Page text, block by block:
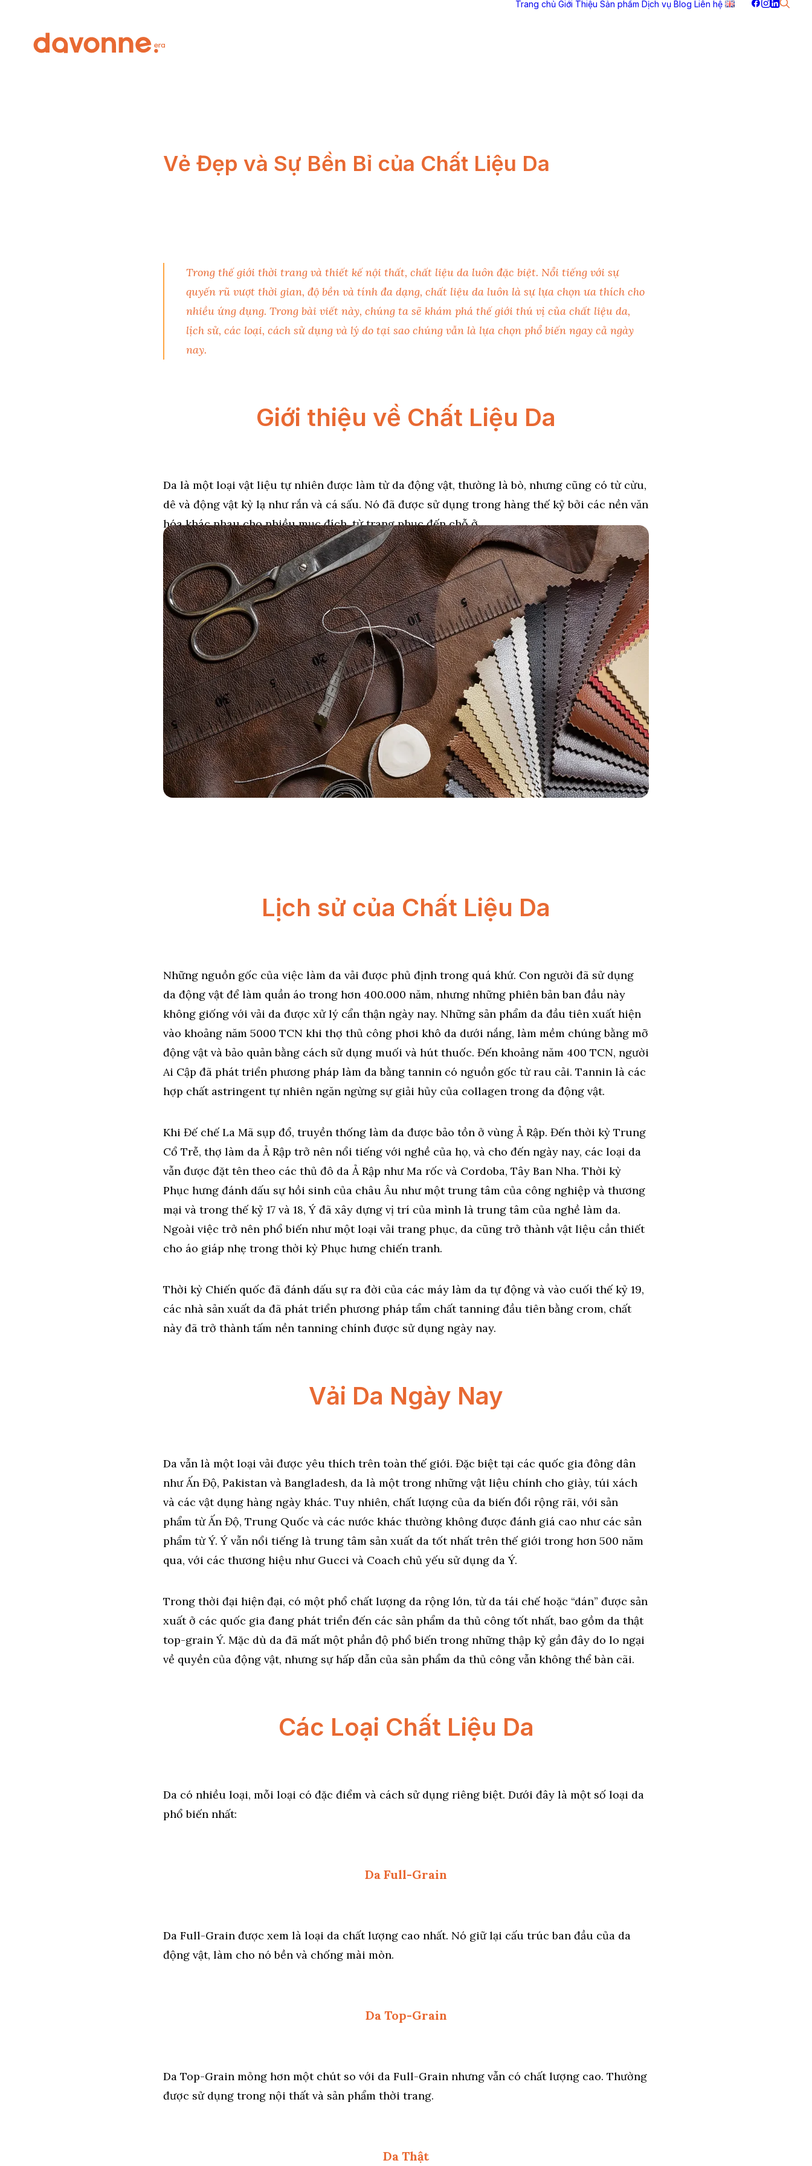
Trang chủ Giới Thiệu Sản phẩm Dịch vụ Blog Liên hệ
Vẻ Đẹp và Sự Bền Bỉ của Chất Liệu Da
Trong thế giới thời trang và thiết kế nội thất, chất liệu da luôn đặc biệt. Nổi tiếng với sự
quyến rũ vượt thời gian, độ bền và tính đa dạng, chất liệu da luôn là sự lựa chọn ưa thích cho
nhiều ứng dụng. Trong bài viết này, chúng ta sẽ khám phá thế giới thú vị của chất liệu da,
lịch sử, các loại, cách sử dụng và lý do tại sao chúng vẫn là lựa chọn phổ biến ngay cả ngày
nay.
Giới thiệu về Chất Liệu Da
Da là một loại vật liệu tự nhiên được làm từ da động vật, thường là bò, nhưng cũng có từ cừu,
dê và động vật kỳ lạ như rắn và cá sấu. Nó đã được sử dụng trong hàng thế kỷ bởi các nền văn
hóa khác nhau cho nhiều mục đích, từ trang phục đến chỗ ở.
Lịch sử của Chất Liệu Da
Những nguồn gốc của việc làm da vải được phủ định trong quá khứ. Con người đã sử dụng
da động vật để làm quần áo trong hơn 400.000 năm, nhưng những phiên bản ban đầu này
không giống với vải da được xử lý cẩn thận ngày nay. Những sản phẩm da đầu tiên xuất hiện
vào khoảng năm 5000 TCN khi thợ thủ công phơi khô da dưới nắng, làm mềm chúng bằng mỡ
động vật và bảo quản bằng cách sử dụng muối và hút thuốc. Đến khoảng năm 400 TCN, người
Ai Cập đã phát triển phương pháp làm da bằng tannin có nguồn gốc từ rau cải. Tannin là các
hợp chất astringent tự nhiên ngăn ngừng sự giải hủy của collagen trong da động vật.
Khi Đế chế La Mã sụp đổ, truyền thống làm da được bảo tồn ở vùng Ả Rập. Đến thời kỳ Trung
Cổ Trễ, thợ làm da Ả Rập trở nên nổi tiếng với nghề của họ, và cho đến ngày nay, các loại da
vẫn được đặt tên theo các thủ đô da Ả Rập như Ma rốc và Cordoba, Tây Ban Nha. Thời kỳ
Phục hưng đánh dấu sự hồi sinh của châu Âu như một trung tâm của công nghiệp và thương
mại và trong thế kỷ 17 và 18, Ý đã xây dựng vị trí của mình là trung tâm của nghề làm da.
Ngoài việc trở nên phổ biến như một loại vải trang phục, da cũng trở thành vật liệu cần thiết
cho áo giáp nhẹ trong thời kỳ Phục hưng chiến tranh.
Thời kỳ Chiến quốc đã đánh dấu sự ra đời của các máy làm da tự động và vào cuối thế kỷ 19,
các nhà sản xuất da đã phát triển phương pháp tẩm chất tanning đầu tiên bằng crom, chất
này đã trở thành tấm nền tanning chính được sử dụng ngày nay.
Vải Da Ngày Nay
Da vẫn là một loại vải được yêu thích trên toàn thế giới. Đặc biệt tại các quốc gia đông dân
như Ấn Độ, Pakistan và Bangladesh, da là một trong những vật liệu chính cho giày, túi xách
và các vật dụng hàng ngày khác. Tuy nhiên, chất lượng của da biến đổi rộng rãi, với sản
phẩm từ Ấn Độ, Trung Quốc và các nước khác thường không được đánh giá cao như các sản
phẩm từ Ý. Ý vẫn nổi tiếng là trung tâm sản xuất da tốt nhất trên thế giới trong hơn 500 năm
qua, với các thương hiệu như Gucci và Coach chủ yếu sử dụng da Ý.
Trong thời đại hiện đại, có một phổ chất lượng da rộng lớn, từ da tái chế hoặc “dán” được sản
xuất ở các quốc gia đang phát triển đến các sản phẩm da thủ công tốt nhất, bao gồm da thật
top-grain Ý. Mặc dù da đã mất một phần độ phổ biến trong những thập kỷ gần đây do lo ngại
về quyền của động vật, nhưng sự hấp dẫn của sản phẩm da thủ công vẫn không thể bàn cãi.
Các Loại Chất Liệu Da
Da có nhiều loại, mỗi loại có đặc điểm và cách sử dụng riêng biệt. Dưới đây là một số loại da
phổ biến nhất:
Da Full-Grain
Da Full-Grain được xem là loại da chất lượng cao nhất. Nó giữ lại cấu trúc ban đầu của da
động vật, làm cho nó bền và chống mài mòn.
Da Top-Grain
Da Top-Grain mỏng hơn một chút so với da Full-Grain nhưng vẫn có chất lượng cao. Thường
được sử dụng trong nội thất và sản phẩm thời trang.
Da Thật